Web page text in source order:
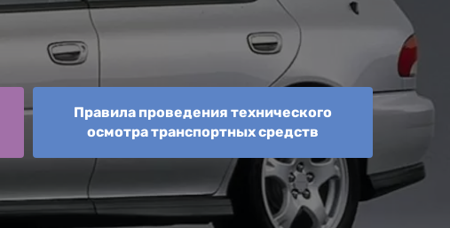
Правила проведения технического
осмотра транспортных средств